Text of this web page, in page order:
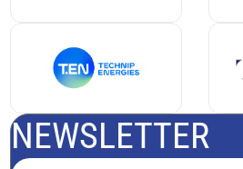
NEWSLETTER